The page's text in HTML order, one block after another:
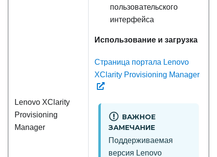
Lenovo XClarity
Provisioning
Manager
пользовательского
интерфейса
Использование и загрузка
Страница портала Lenovo
XClarity Provisioning Manager
ВАЖНОЕ
ЗАМЕЧАНИЕ
Поддерживаемая
версия Lenovo